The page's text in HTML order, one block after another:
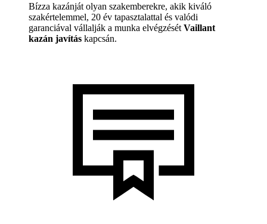
Bízza kazánját olyan szakemberekre, akik kiváló
szakértelemmel, 20 év tapasztalattal és valódi
garanciával vállalják a munka elvégzését Vaillant
kazán javítás kapcsán.